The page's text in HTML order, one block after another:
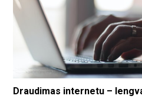
Draudimas internetu –